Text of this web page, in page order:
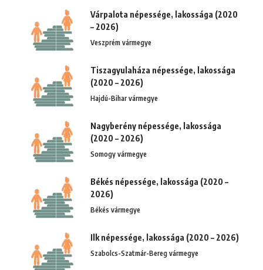
Várpalota népessége, lakossága (2020
– 2026)
Veszprém vármegye
Tiszagyulaháza népessége, lakossága
(2020 – 2026)
Hajdú-Bihar vármegye
Nagyberény népessége, lakossága
(2020 – 2026)
Somogy vármegye
Békés népessége, lakossága (2020 –
2026)
Békés vármegye
Ilk népessége, lakossága (2020 – 2026)
Szabolcs-Szatmár-Bereg vármegye